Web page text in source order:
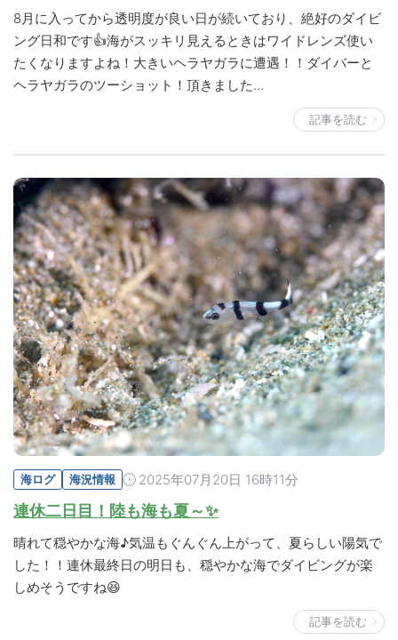
8月に入ってから透明度が良い日が続いており、絶好のダイビ
ング日和です👍海がスッキリ見えるときはワイドレンズ使い
たくなりますよね！大きいヘラヤガラに遭遇！！ダイバーと
ヘラヤガラのツーショット！頂きました…
記事を読む
海ログ 海況情報 2025年07月20日 16時11分
連休二日目！陸も海も夏～✨
晴れて穏やかな海♪気温もぐんぐん上がって、夏らしい陽気で
した！！連休最終日の明日も、穏やかな海でダイビングが楽
しめそうですね😆
記事を読む